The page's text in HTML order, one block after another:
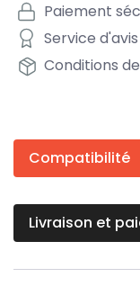
Paiement
Service
Conditions
Compatibilité
Livraison et